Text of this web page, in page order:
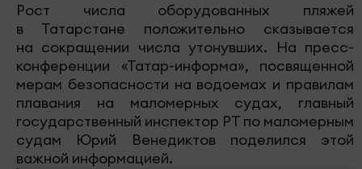
Рост числа оборудованных пляжей
в Татарстане положительно сказывается
на сокращении числа утонувших. На пресс-
конференции «Татар-информа», посвященной
мерам безопасности на водоемах и правилам
плавания на маломерных судах, главный
государственный инспектор РТ по маломерным
судам Юрий Венедиктов поделился этой
важной информацией.